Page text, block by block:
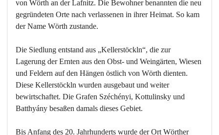
von Wörth an der Lafnitz. Die Bewohner benannten die neu
gegründeten Orte nach verlassenen in ihrer Heimat. So kam
der Name Wörth zustande.
Die Siedlung entstand aus „Kellerstöckln“, die zur
Lagerung der Ernten aus den Obst- und Weingärten, Wiesen
und Feldern auf den Hängen östlich von Wörth dienten.
Diese Kellerstöckln wurden ausgebaut und weiter
bewirtschaftet. Die Grafen Széchényi, Kottulinsky und
Batthyány besaßen damals dieses Gebiet.
Bis Anfang des 20. Jahrhunderts wurde der Ort Wörther